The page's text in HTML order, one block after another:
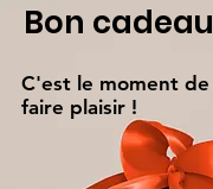
Bon cadeau
C'est le moment de
faire plaisir !